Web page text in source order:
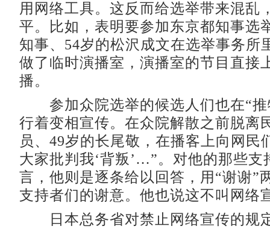
用网络工具。这反而给选举带来混乱
平。比如，表明要参加东京都知事选
知事、54岁的松沢成文在选举事务所
做了临时演播室，演播室的节目直接
播。
参加众院选举的候选人们也在“推
行着变相宣传。在众院解散之前脱离
员、49岁的长尾敬，在播客上向网民
大家批判我‘背叛’…”。对他的那些支
言，他则是逐条给以回答，用“谢谢”
支持者们的谢意。他也说这不叫网络
日本总务省对禁止网络宣传的规